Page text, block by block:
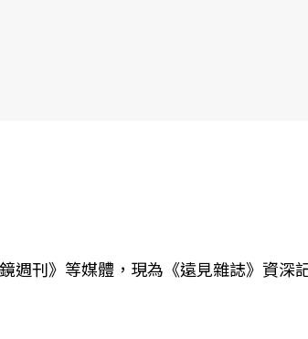
週刊》等媒體，現為《遠見雜誌》資深